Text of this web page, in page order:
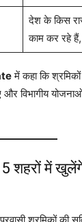
देश के किस
काम कर रहे हैं,
में कहा कि
और विभागीय
5 शहरों में